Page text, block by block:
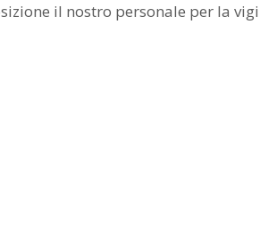
il nostro personale per la